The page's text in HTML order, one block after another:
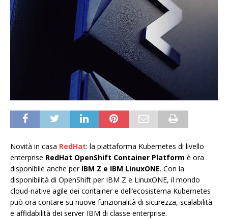
Novità in casa RedHat: la piattaforma Kubernetes di livello
enterprise RedHat OpenShift Container Platform è ora
disponibile anche per IBM Z e IBM LinuxONE. Con la
disponibilità di OpenShift per IBM Z e LinuxONE, il mondo
cloud-native agile dei container e dell’ecosistema Kubernetes
può ora contare su nuove funzionalità di sicurezza, scalabilità
e affidabilità dei server IBM di classe enterprise.